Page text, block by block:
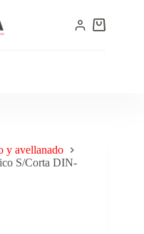
y avellanado
S/Corta DIN-